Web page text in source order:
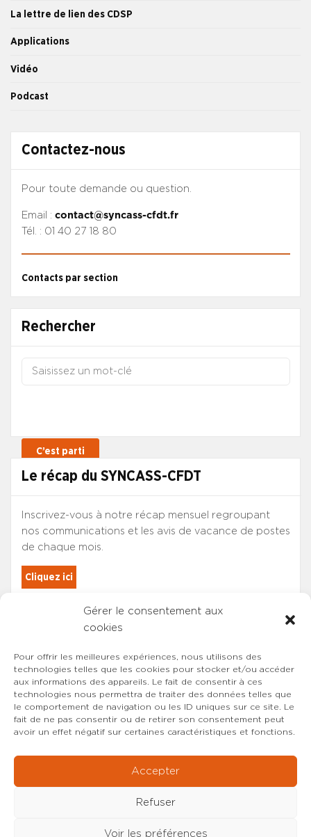
Gérer le consentement aux
cookies
Pour offrir les meilleures expériences, nous utilisons des
technologies telles que les cookies pour stocker et/ou accéder
aux informations des appareils. Le fait de consentir à ces
technologies nous permettra de traiter des données telles que
le comportement de navigation ou les ID uniques sur ce site. Le
fait de ne pas consentir ou de retirer son consentement peut
avoir un effet négatif sur certaines caractéristiques et fonctions.
Accepter
Refuser
Voir les préférences
La lettre de lien des CDSP
Applications
Vidéo
Podcast
Contactez-nous
Pour toute demande ou question.
Email : contact@syncass-cfdt.fr
Tél. : 01 40 27 18 80
Contacts par section
Rechercher
Le récap du SYNCASS-CFDT
Inscrivez-vous à notre récap mensuel regroupant
nos communications et les avis de vacance de postes
de chaque mois.
Cliquez ici
Les adhérents du SYNCASS-CFDT
sont automatiquement inscrits.